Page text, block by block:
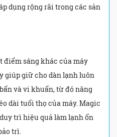
dụng rộng rãi trong các sản
điểm sáng khác của máy
giúp giữ cho dàn lạnh luôn
và vi khuẩn, từ đó nâng
dài tuổi thọ của máy. Magic
trì hiệu quả làm lạnh ổn
trì.